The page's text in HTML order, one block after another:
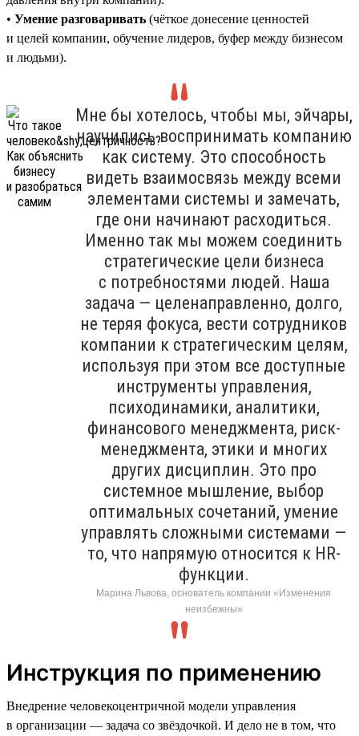
• Умение разговаривать (чёткое донесение ценностей
и целей компании, обучение лидеров, буфер между бизнесом
и людьми).
Мне бы хотелось, чтобы мы, эйчары,
научились воспринимать компанию
как систему. Это способность
видеть взаимосвязь между всеми
элементами системы и замечать,
где они начинают расходиться.
Именно так мы можем соединить
стратегические цели бизнеса
с потребностями людей. Наша
задача — целенаправленно, долго,
не теряя фокуса, вести сотрудников
компании к стратегическим целям,
используя при этом все доступные
инструменты управления,
психодинамики, аналитики,
финансового менеджмента, риск-
менеджмента, этики и многих
других дисциплин. Это про
системное мышление, выбор
оптимальных сочетаний, умение
управлять сложными системами —
то, что напрямую относится к HR-
функции.
Марина Львова, основатель компании «Изменения
неизбежны»
Инструкция по применению
Внедрение человекоцентричной модели управления
в организации — задача со звёздочкой. И дело не в том, что